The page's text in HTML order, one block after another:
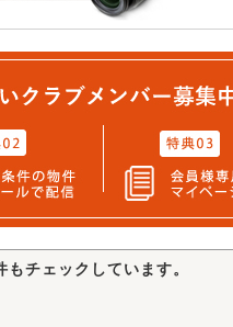
チェックしています。